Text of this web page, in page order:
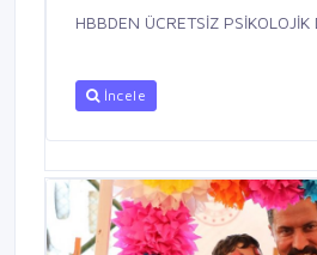
HBBDEN ÜCRETSİZ PSİKOLOJİK
İncele